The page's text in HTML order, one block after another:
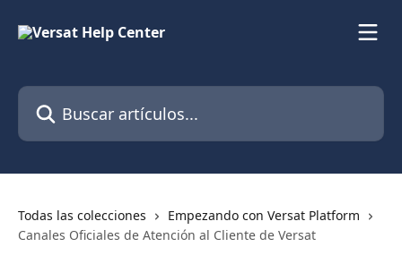
Buscar artículos...
Todas las colecciones
Empezando con Versat Platform
Canales Oficiales de Atención al Cliente de Versat